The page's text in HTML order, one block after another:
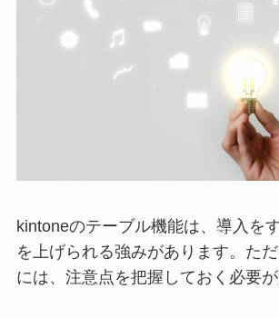
kintoneのテーブル機能は、導入を
を上げられる強みがあります。た
には、注意点を把握しておく必要が